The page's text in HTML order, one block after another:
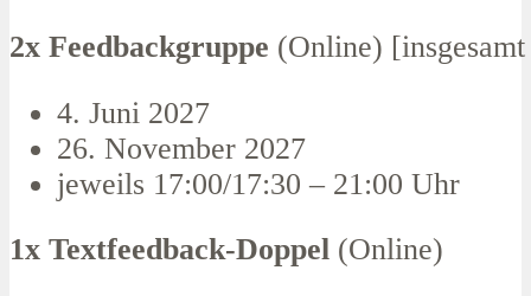
2x Feedbackgruppe (Online)
4. Juni 2027
26. November 2027
jeweils 17:00/17:30 – 21:00 Uhr
1x Textfeedback-Doppel (Online)